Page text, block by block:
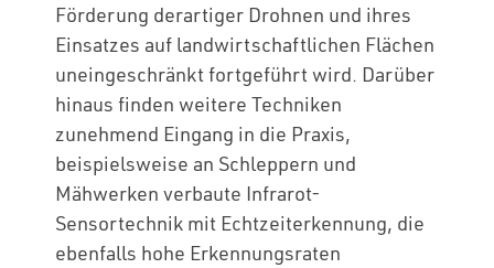
Förderung derartiger Drohnen und ihres
Einsatzes auf landwirtschaftlichen Flächen
uneingeschränkt fortgeführt wird. Darüber
hinaus finden weitere Techniken
zunehmend Eingang in die Praxis,
beispielsweise an Schleppern und
Mähwerken verbaute Infrarot-
Sensortechnik mit Echtzeiterkennung, die
ebenfalls hohe Erkennungsraten